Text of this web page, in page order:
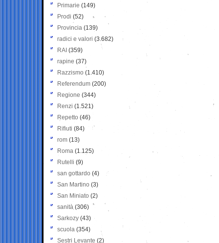
Primarie (149)
Prodi (52)
Provincia (139)
radici e valori (3.682)
RAI (359)
rapine (37)
Razzismo (1.410)
Referendum (200)
Regione (344)
Renzi (1.521)
Repetto (46)
Rifiuti (84)
rom (13)
Roma (1.125)
Rutelli (9)
san gottardo (4)
San Martino (3)
San Miniato (2)
sanità (306)
Sarkozy (43)
scuola (354)
Sestri Levante (2)